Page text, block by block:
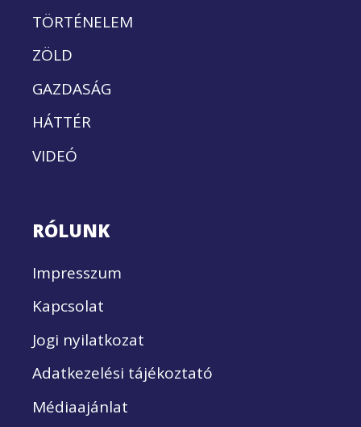
TÖRTÉNELEM
ZÖLD
GAZDASÁG
HÁTTÉR
VIDEÓ
RÓLUNK
Impresszum
Kapcsolat
Jogi nyilatkozat
Adatkezelési tájékoztató
Médiaajánlat